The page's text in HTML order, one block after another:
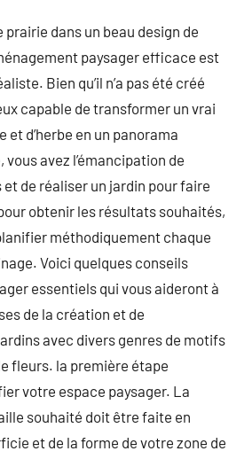
dans un beau design de
paysager efficace est
Bien qu’il n’a pas été créé
capable de transformer un vrai
et d’herbe en un panorama
avez l’émancipation de
de réaliser un jardin pour faire
obtenir les résultats souhaités,
méthodiquement chaque
Voici quelques conseils
essentiels qui vous aideront à
de la création et de
avec divers genres de motifs
fleurs. la première étape
votre espace paysager. La
souhaité doit être faite en
et de la forme de votre zone de